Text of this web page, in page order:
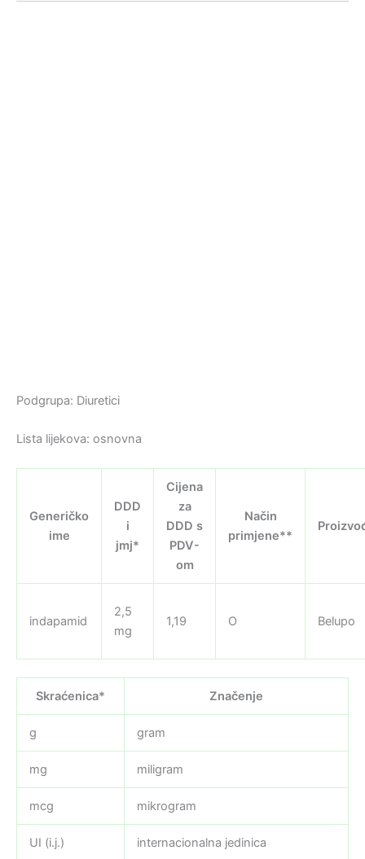
Podgrupa: Diuretici
Lista lijekova: osnovna
Generičko
ime
DDD
i
jmj*
Cijena
za
DDD s
PDV-
om
Način
primjene**
indapamid
2,5
mg
1,19 O Belupo
Skraćenica* Značenje
g gram
mg miligram
mcg mikrogram
UI (i.j.) internacionalna jedinica